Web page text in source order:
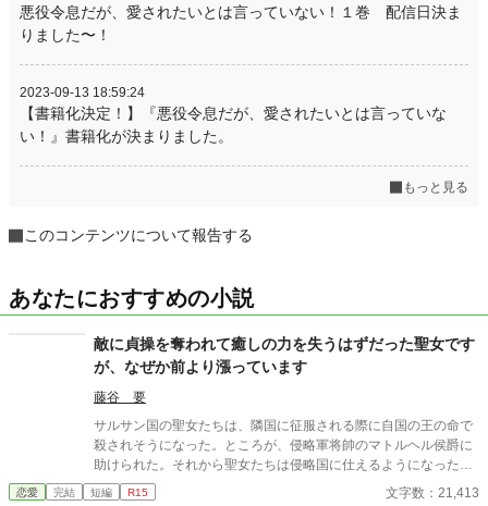
悪役令息だが、愛されたいとは言っていない！１巻 配信日決ま
りました〜！
2023-09-13 18:59:24
【書籍化決定！】『悪役令息だが、愛されたいとは言っていな
い！』書籍化が決まりました。
もっと見る
このコンテンツについて報告する
あなたにおすすめの小説
敵に貞操を奪われて癒しの力を失うはずだった聖女です
が、なぜか前より漲っています
藤谷 要
サルサン国の聖女たちは、隣国に征服される際に自国の王の命で
殺されそうになった。ところが、侵略軍将帥のマトルヘル侯爵に
助けられた。それから聖女たちは侵略国に仕えるようになった
が、一か月後に筆頭聖女だったルミネラは命の恩人の侯爵へ嫁ぐ
恋愛 完結 短編 R15 文字数：21,413